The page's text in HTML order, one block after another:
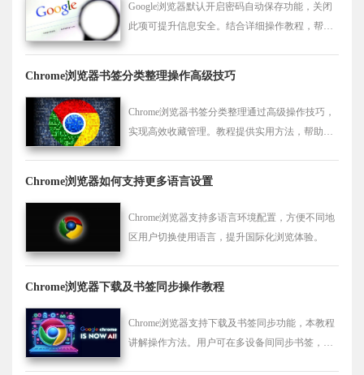
Google浏览器默认开启密码自动保存功能，关闭
此项可提升信息安全。结合详细操作教程，帮助
Chrome浏览器书签分类整理操作高级技巧
Chrome浏览器书签分类整理通过高级操作技巧，
实现高效收藏管理。教程提供实用方法，帮助用
Chrome浏览器如何支持更多语言设置
Chrome浏览器支持多语言环境配置，方便不同地
区用户切换使用语言，提升国际化浏览体验。
Chrome浏览器下载及书签同步操作教程
Chrome浏览器支持下载及书签同步功能，本教程
讲解操作方法。用户可在多设备间同步书签，方